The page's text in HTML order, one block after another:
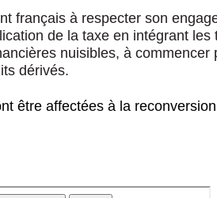
français à respecter son
de la taxe en intégrant
nuisibles, à commencer
dérivés.
être affectées à la